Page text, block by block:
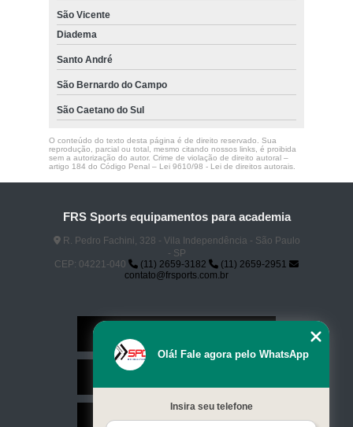
São Vicente
Diadema
Santo André
São Bernardo do Campo
São Caetano do Sul
O conteúdo do texto desta página é de direito reservado. Sua
reprodução, parcial ou total, mesmo citando nossos links, é proibida
sem a autorização do autor. Crime de violação de direito autoral –
artigo 184 do Código Penal – Lei 9610/98 - Lei de direitos autorais.
FRS Sports equipamentos para academia
R. Pedro Fachini, 328 - Vila Independência - São Paulo
- SP
CEP: 04221-040
(11) 2659-3182
(11) 2659-2951
contato@frsports.com.br
Contato
Olá! Fale agora pelo WhatsApp
Insira seu telefone